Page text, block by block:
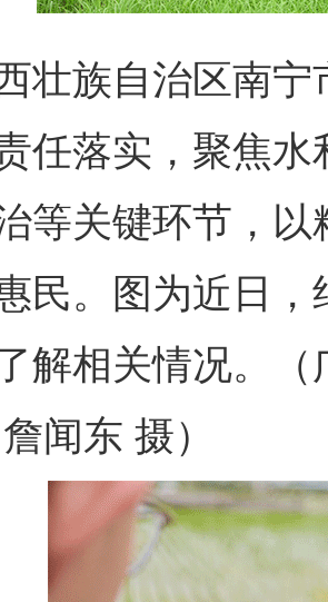
族自治区南宁
任落实，聚焦
等关键环节，
民。图为近日
解相关情况。
闻东 摄）